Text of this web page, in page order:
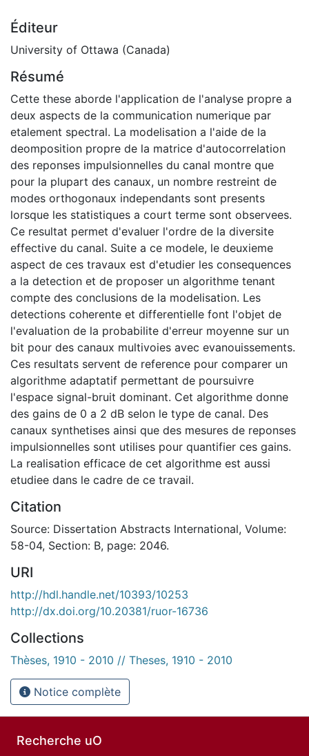
Éditeur
University of Ottawa (Canada)
Résumé
Cette these aborde l'application de l'analyse propre a
deux aspects de la communication numerique par
etalement spectral. La modelisation a l'aide de la
deomposition propre de la matrice d'autocorrelation
des reponses impulsionnelles du canal montre que
pour la plupart des canaux, un nombre restreint de
modes orthogonaux independants sont presents
lorsque les statistiques a court terme sont observees.
Ce resultat permet d'evaluer l'ordre de la diversite
effective du canal. Suite a ce modele, le deuxieme
aspect de ces travaux est d'etudier les consequences
a la detection et de proposer un algorithme tenant
compte des conclusions de la modelisation. Les
detections coherente et differentielle font l'objet de
l'evaluation de la probabilite d'erreur moyenne sur un
bit pour des canaux multivoies avec evanouissements.
Ces resultats servent de reference pour comparer un
algorithme adaptatif permettant de poursuivre
l'espace signal-bruit dominant. Cet algorithme donne
des gains de 0 a 2 dB selon le type de canal. Des
canaux synthetises ainsi que des mesures de reponses
impulsionnelles sont utilises pour quantifier ces gains.
La realisation efficace de cet algorithme est aussi
etudiee dans le cadre de ce travail.
Citation
Source: Dissertation Abstracts International, Volume:
58-04, Section: B, page: 2046.
URI
http://hdl.handle.net/10393/10253
http://dx.doi.org/10.20381/ruor-16736
Collections
Thèses, 1910 - 2010 // Theses, 1910 - 2010
Notice complète
Recherche uO